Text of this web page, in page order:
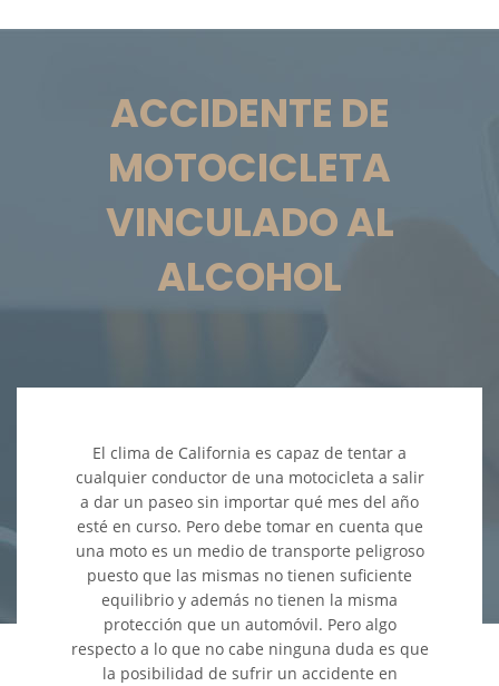
Accidentes Automovilísticos
Bolsas de Aire Defectuosas
Condiciones Peligrosas de la
Carretera
Conductor Ebrio
Conductor Distraído
Colisiones Frontales
ACCIDENTE DE
MOTOCICLETA
VINCULADO AL
ALCOHOL
El clima de California es capaz de tentar a
cualquier conductor de una motocicleta a salir
a dar un paseo sin importar qué mes del año
esté en curso. Pero debe tomar en cuenta que
una moto es un medio de transporte peligroso
puesto que las mismas no tienen suficiente
equilibrio y además no tienen la misma
protección que un automóvil. Pero algo
respecto a lo que no cabe ninguna duda es que
la posibilidad de sufrir un accidente en